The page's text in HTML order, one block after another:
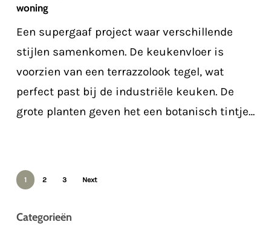
industrieel
in
deze
eclectische
woning
woning
Een supergaaf project waar verschillende
stijlen samenkomen. De keukenvloer is
voorzien van een terrazzolook tegel, wat
perfect past bij de industriële keuken. De
grote planten geven het een botanisch tintje…
1 2 3 Next
Categorieën